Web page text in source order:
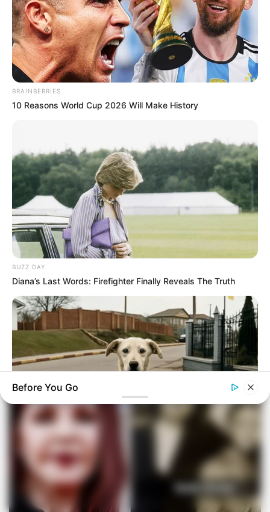
BRAINBERRIES
10 Reasons World Cup 2026 Will Make History
BUZZ DAY
Diana’s Last Words: Firefighter Finally Reveals The Truth
Dog Sees His Owner After 2 Yrs What He Does Next Will Stun
You
Before You Go